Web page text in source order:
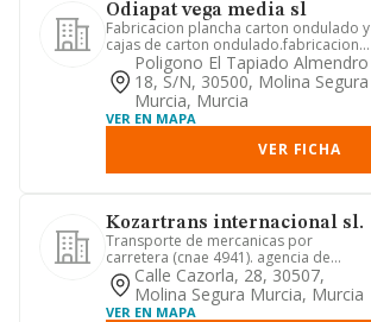
Odiapat vega media sl
Fabricacion plancha carton ondulado y
cajas de carton ondulado.fabricacion
de cajas tipo americana,...
Poligono El Tapiado Almendro
18, S/n, 30500, Molina Segura
Murcia, Murcia
VER EN MAPA
VER FICHA
Kozartrans internacional sl.
Transporte de mercanicas por
carretera (cnae 4941). agencia de
transporte. deposito y
almacenamient...
Calle Cazorla, 28, 30507,
Molina Segura Murcia, Murcia
VER EN MAPA